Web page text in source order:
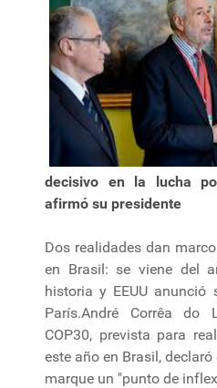
decisivo en la lucha
afirmó su presidente
Dos realidades dan
en Brasil: se viene del
historia y EEUU anunció
París.André Corrêa do
COP30, prevista para
este año en Brasil,
marque un "punto de